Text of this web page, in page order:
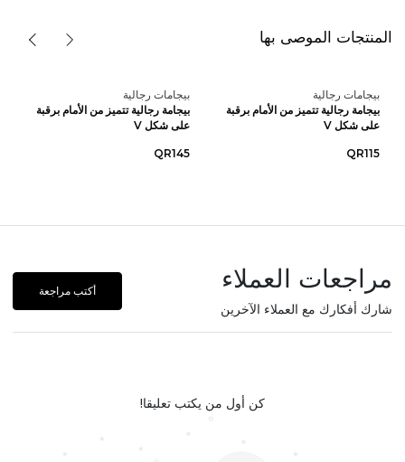
المنتجات الموصى بها
بيجامات رجالية
بيجامة رجالية تتميز من الأمام برقبة
على شكل V
QR115
بيجامات رجالية
بيجامة رجالية تتميز من الأمام برقبة
على شكل V
QR145
مراجعات العملاء
شارك أفكارك مع العملاء الآخرين
أكتب مراجعة
كن أول من يكتب تعليقا!